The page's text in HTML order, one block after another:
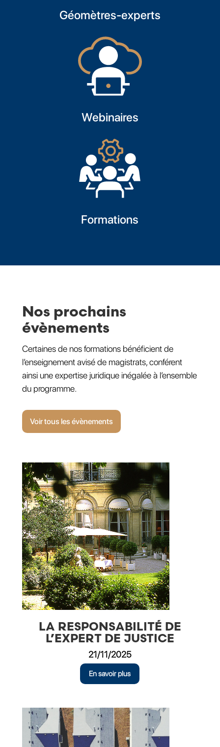
Géomètres-experts
Webinaires
Formations
Nos prochains
évènements
Certaines de nos formations bénéficient de
l’enseignement avisé de magistrats, conférent
ainsi une expertise juridique inégalée à l’ensemble
du programme.
Voir tous les évènements
LA RESPONSABILITÉ DE
L’EXPERT DE JUSTICE
21/11/2025
En savoir plus